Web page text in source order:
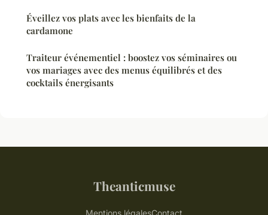
Éveillez vos plats avec les bienfaits de la
cardamone
Traiteur événementiel : boostez vos séminaires ou
vos mariages avec des menus équilibrés et des
cocktails énergisants
Theanticmuse